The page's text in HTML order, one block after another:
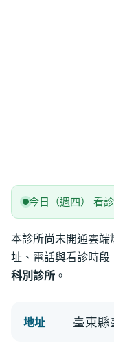
今日（週四） 看診
本診所尚未開通雲
址、電話與看診時
科別診所 。
地址 臺東縣